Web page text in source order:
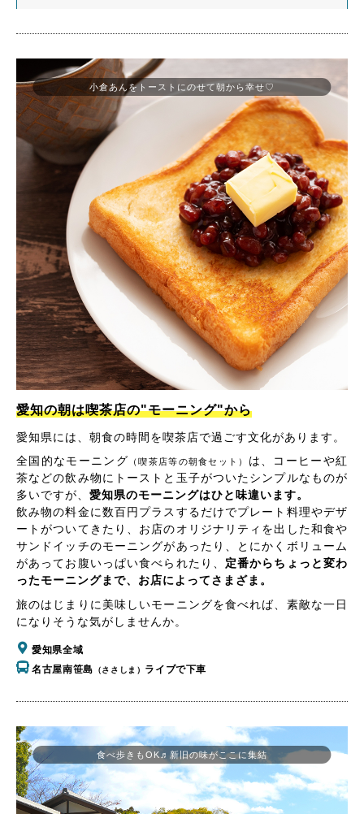
小倉あんをトーストにのせて朝から幸せ♡
愛知の朝は喫茶店の"モーニング"から
愛知県には、朝食の時間を喫茶店で過ごす文化があります。
全国的なモーニング （喫茶店等の朝食セット）
は、コーヒーや紅
茶などの飲み物にトーストと玉子がついたシンプルなものが
多いですが、 愛知県のモーニングはひと味違います。
飲み物の料金に数百円プラスするだけでプレート料理やデザ
ートがついてきたり、お店のオリジナリティを出した和食や
サンドイッチのモーニングがあったり、とにかくボリューム
があってお腹いっぱい食べられたり、 定番からちょっと変わ
ったモーニングまで、お店によってさまざま。
旅のはじまりに美味しいモーニングを食べれば、素敵な一日
になりそうな気がしませんか。
愛知県全域
名古屋南笹島 （ささしま） ライブで下車
食べ歩きもOK♬新旧の味がここに集結